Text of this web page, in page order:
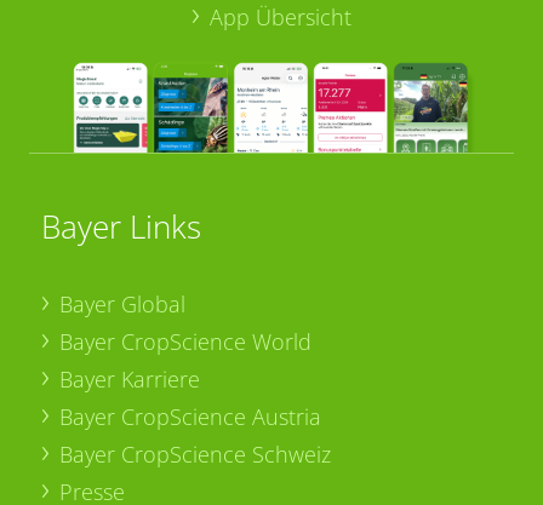
App Übersicht
Bayer Links
Bayer Global
Bayer CropScience World
Bayer Karriere
Bayer CropScience Austria
Bayer CropScience Schweiz
Presse